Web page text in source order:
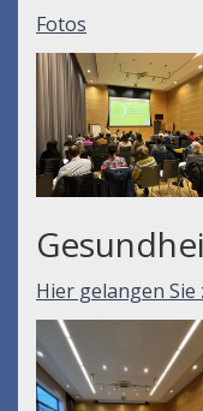
Fotos
Hier gelangen Sie